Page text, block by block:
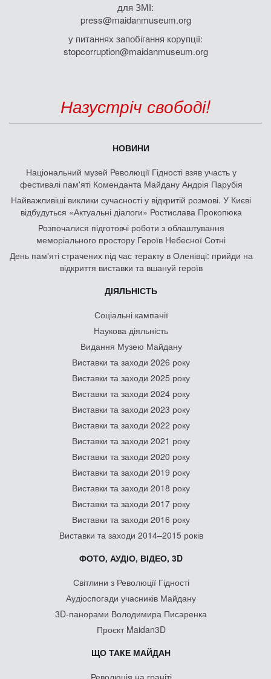
для ЗМІ:
press@maidanmuseum.org
у питаннях запобігання корупції:
stopcorruption@maidanmuseum.org
Назустріч свободі!
НОВИНИ
Національний музей Революції Гідності взяв участь у
фестивалі пам'яті Коменданта Майдану Андрія Парубія
Найважливіші виклики сучасності у відкритій розмові. У Києві
відбудуться «Актуальні діалоги» Ростислава Прокопюка
Розпочалися підготовчі роботи з облаштування
меморіального простору Героїв Небесної Сотні
День памʼяті страчених під час теракту в Оленівці: прийди на
відкриття виставки та вшануй героїв
ДІЯЛЬНІСТЬ
Соціальні кампанії
Наукова діяльність
Видання Музею Майдану
Виставки та заходи 2026 року
Виставки та заходи 2025 року
Виставки та заходи 2024 року
Виставки та заходи 2023 року
Виставки та заходи 2022 року
Виставки та заходи 2021 року
Виставки та заходи 2020 року
Виставки та заходи 2019 року
Виставки та заходи 2018 року
Виставки та заходи 2017 року
Виставки та заходи 2016 року
Виставки та заходи 2014–2015 років
ФОТО, АУДІО, ВІДЕО, 3D
Світлини з Революції Гідності
Аудіоспогади учасників Майдану
3D-панорами Володимира Писаренка
Проєкт Maidan3D
ЩО ТАКЕ МАЙДАН
Революція на граніті